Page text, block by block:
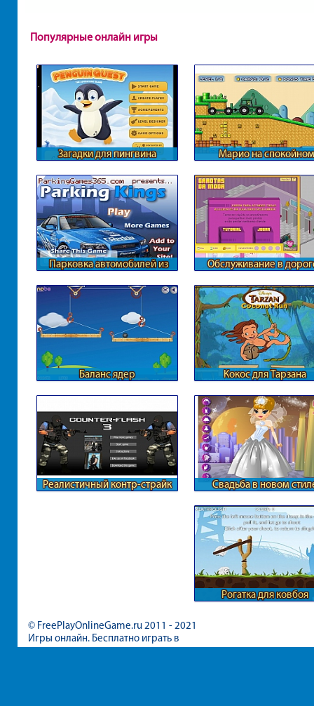
Популярные онлайн игры
Загадки для пингвина
Марио на спокойном
Парковка автомобилей из
Обслуживание в
Баланс ядер Кокос для Тарзана
Реалистичный контр-страйк Свадьба в новом
Рогатка для ковбоя
© FreePlayOnlineGame.ru 2011 - 2021
Игры онлайн. Бесплатно играть в
игры для девочек и мальчиков